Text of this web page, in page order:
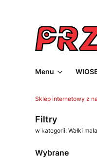
Menu
Sklep internetowy z
Filtry
w kategorii: Wałki
Wybrane